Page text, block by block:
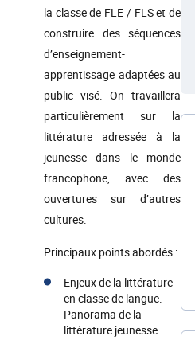
la classe de FLE / FLS et de
construire des séquences
d’enseignement-
apprentissage adaptées au
public visé. On travaillera
particulièrement sur la
littérature adressée à la
jeunesse dans le monde
francophone, avec des
ouvertures sur d’autres
cultures.
Principaux points abordés :
Enjeux de la littérature
en classe de langue.
Panorama de la
littérature jeunesse.